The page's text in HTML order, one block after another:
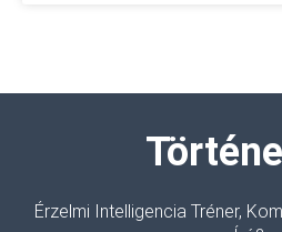
Érzelmi Intelligencia Tréner,